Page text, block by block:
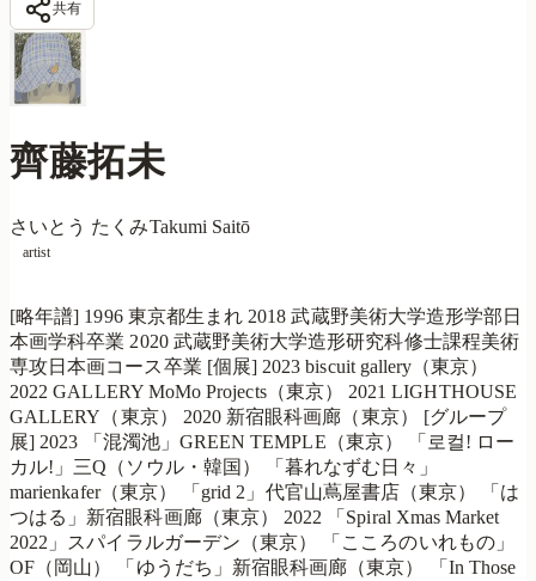
共有
齊藤拓未
さいとう たくみTakumi Saitō
artist
[略年譜] 1996 東京都生まれ 2018 武蔵野美術大学造形学部日
本画学科卒業 2020 武蔵野美術大学造形研究科修士課程美術
専攻日本画コース卒業 [個展] 2023 biscuit gallery（東京）
2022 GALLERY MoMo Projects（東京） 2021 LIGHTHOUSE
GALLERY（東京） 2020 新宿眼科画廊（東京） [グループ
展] 2023 「混濁池」GREEN TEMPLE（東京） 「로컬! ロー
カル!」三Q（ソウル・韓国） 「暮れなずむ日々」
marienkafer（東京） 「grid 2」代官山蔦屋書店（東京） 「は
つはる」新宿眼科画廊（東京） 2022 「Spiral Xmas Market
2022」スパイラルガーデン（東京） 「こころのいれもの」
OF（岡山） 「ゆうだち」新宿眼科画廊（東京） 「In Those